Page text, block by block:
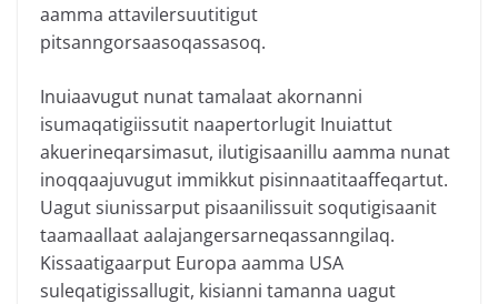
aamma attavilersuutitigut
pitsanngorsaasoqassasoq.
Inuiaavugut nunat tamalaat akornanni
isumaqatigiissutit naapertorlugit Inuiattut
akuerineqarsimasut, ilutigisaanillu aamma nunat
inoqqaajuvugut immikkut pisinnaatitaaffeqartut.
Uagut siunissarput pisaanilissuit soqutigisaanit
taamaallaat aalajangersarneqassanngilaq.
Kissaatigaarput Europa aamma USA
suleqatigissallugit, kisianni tamanna uagut